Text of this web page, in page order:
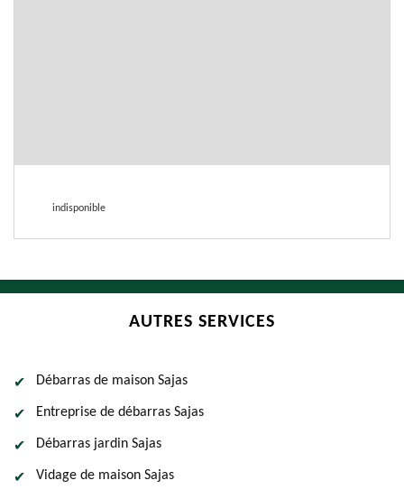
indisponible
AUTRES SERVICES
Débarras de maison Sajas
Entreprise de débarras Sajas
Débarras jardin Sajas
Vidage de maison Sajas